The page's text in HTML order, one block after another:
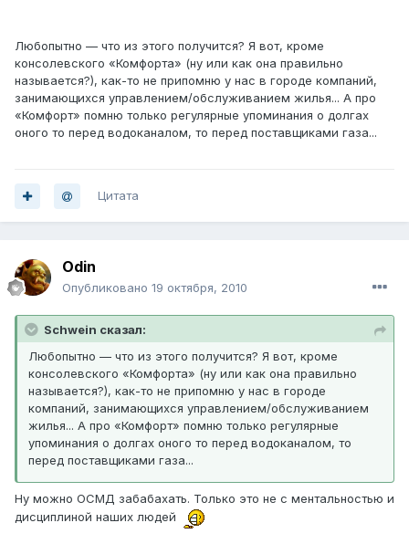
Любопытно — что из этого получится? Я вот, кроме
консолевского «Комфорта» (ну или как она правильно
называется?), как-то не припомню у нас в городе компаний,
занимающихся управлением/обслуживанием жилья... А про
«Комфорт» помню только регулярные упоминания о долгах
оного то перед водоканалом, то перед поставщиками газа...
Цитата
Odin
Опубликовано 19 октября, 2010
Schwein сказал:
Любопытно — что из этого получится? Я вот, кроме
консолевского «Комфорта» (ну или как она правильно
называется?), как-то не припомню у нас в городе
компаний, занимающихся управлением/обслуживанием
жилья... А про «Комфорт» помню только регулярные
упоминания о долгах оного то перед водоканалом, то
перед поставщиками газа...
Ну можно ОСМД забабахать. Только это не с ментальностью и
дисциплиной наших людей